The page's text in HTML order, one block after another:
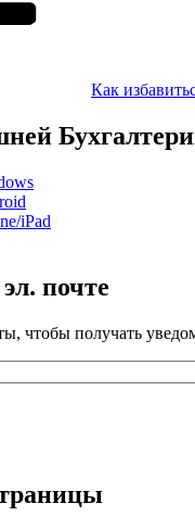
Как
iPad
почте
чтобы получать